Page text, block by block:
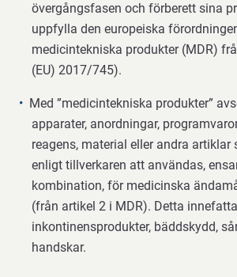
övergångsfasen och förberett sina
uppfylla den europeiska
medicintekniska produkter (MDR)
(EU) 2017/745).
Med ”medicintekniska produkter”
apparater, anordningar,
reagens, material eller andra artiklar
enligt tillverkaren att användas,
kombination, för medicinska
(från artikel 2 i MDR). Detta
inkontinensprodukter, bäddskydd,
handskar.